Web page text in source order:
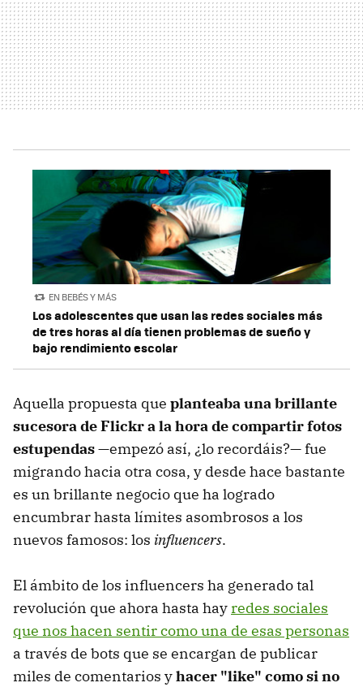
EN BEBÉS Y MÁS
Los adolescentes que usan las redes sociales más
de tres horas al día tienen problemas de sueño y
bajo rendimiento escolar
Aquella propuesta que planteaba una brillante
sucesora de Flickr a la hora de compartir fotos
estupendas—empezó así, ¿lo recordáis?— fue
migrando hacia otra cosa, y desde hace bastante
es un brillante negocio que ha logrado
encumbrar hasta límites asombrosos a los
nuevos famosos: los influencers.
El ámbito de los influencers ha generado tal
revolución que ahora hasta hayredes sociales
que nos hacen sentir como una de esas personas
a través de bots que se encargan de publicar
miles de comentarios yhacer "like" como si no